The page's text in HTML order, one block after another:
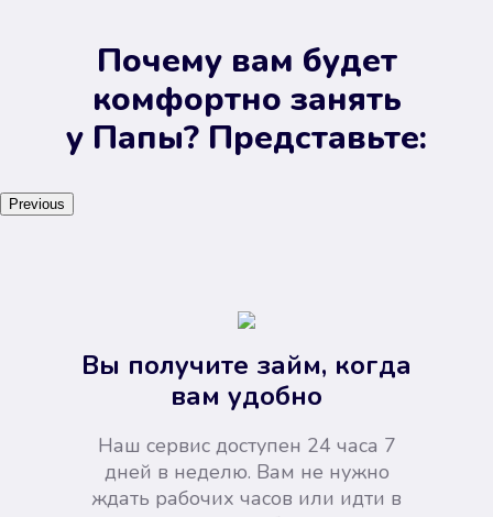
Почему вам будет
комфортно занять
у Папы? Представьте:
Previous
Вы получите займ, когда
вам удобно
Наш сервис доступен 24 часа 7
дней в неделю. Вам не нужно
ждать рабочих часов или идти в